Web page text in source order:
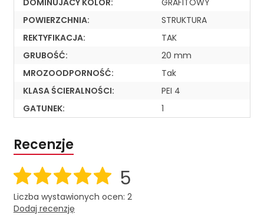
DOMINUJACY KOLOR:
GRAFITOWY
POWIERZCHNIA:
STRUKTURA
REKTYFIKACJA:
TAK
GRUBOŚĆ:
20 mm
MROZOODPORNOŚĆ:
Tak
KLASA ŚCIERALNOŚCI:
PEI 4
GATUNEK:
1
Recenzje
5
Liczba wystawionych ocen: 2
Dodaj recenzję